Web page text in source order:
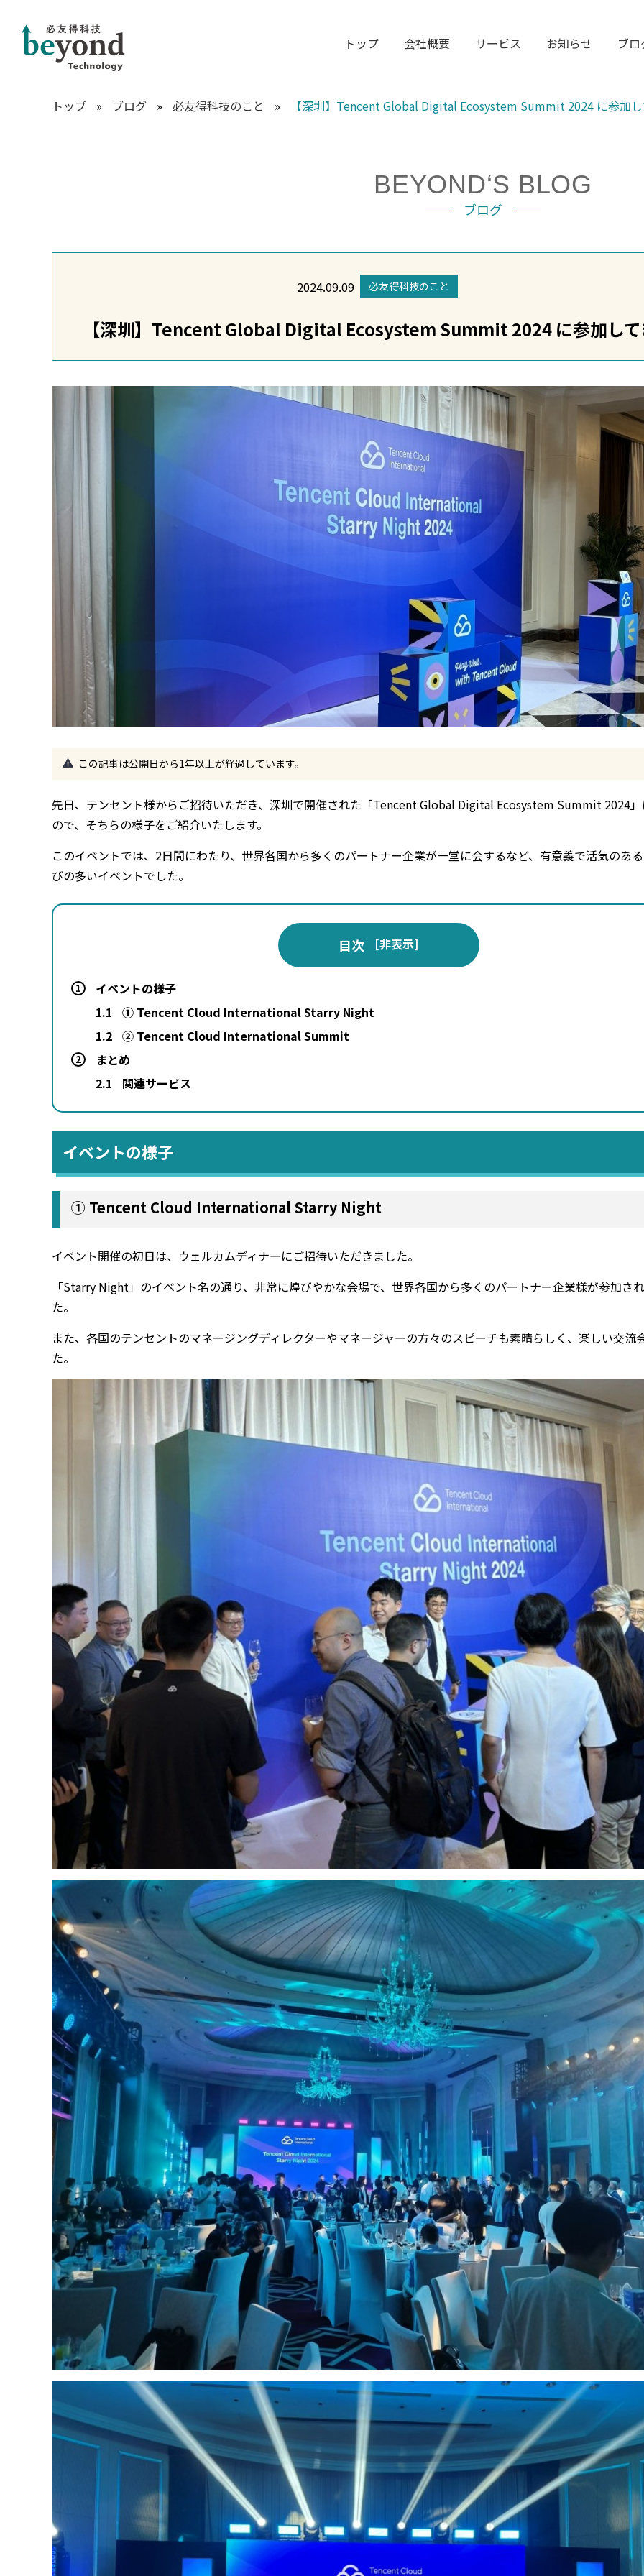
トップ 会社概要 サービス お知らせ ブロ
トップ » ブログ » 必友得科技のこと » 【深圳】Tencent Global Digital Ecosystem Summit 2024 に参加
BEYOND‘S BLOG
ブログ
2024.09.09 必友得科技のこと
【深圳】Tencent Global Digital Ecosystem Summit 2024 に参加して
この記事は公開日から1年以上が経過しています。
先日、テンセント様からご招待いただき、深圳で開催された「Tencent Global Digital Ecosystem Summit 2024
ので、そちらの様子をご紹介いたします。
このイベントでは、2日間にわたり、世界各国から多くのパートナー企業が一堂に会するなど、有意義で活気のあ
びの多いイベントでした。
目次 [非表示]
1
イベントの様子
1.1
① Tencent Cloud International Starry Night
1.2 ② Tencent Cloud International Summit
2
まとめ
2.1
関連サービス
イベントの様子
① Tencent Cloud International Starry Night
イベント開催の初日は、ウェルカムディナーにご招待いただきました。
「Starry Night」のイベント名の通り、非常に煌びやかな会場で、世界各国から多くのパートナー企業様が参加さ
た。
また、各国のテンセントのマネージングディレクターやマネージャーの方々のスピーチも素晴らしく、楽しい交流
た。